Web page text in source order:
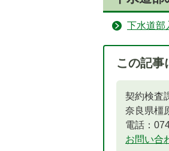
下水道部
この記事
契約検査
奈良県橿
電話：
お問い合